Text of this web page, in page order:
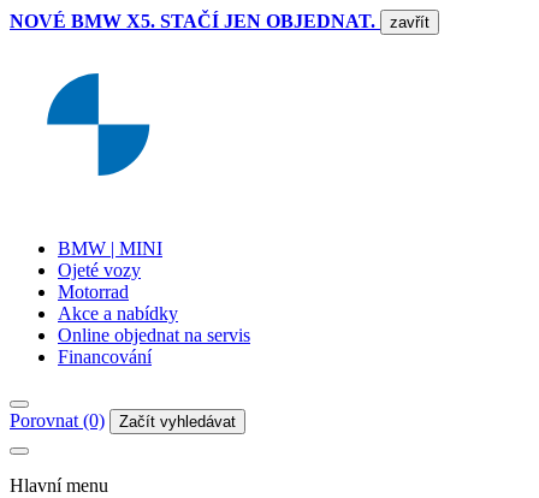
NOVÉ BMW X5. STAČÍ JEN OBJEDNAT. zavřít
BMW | MINI
Ojeté vozy
Motorrad
Akce a nabídky
Online objednat na servis
Financování
Porovnat (0) Začít vyhledávat
Hlavní menu